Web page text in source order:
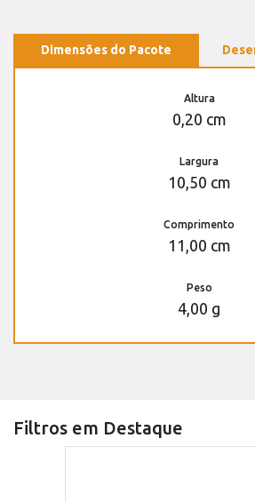
Dimensões do Pacote
Altura
0,20 cm
Largura
10,50 cm
Comprimento
11,00 cm
Peso
4,00 g
Filtros em Destaque